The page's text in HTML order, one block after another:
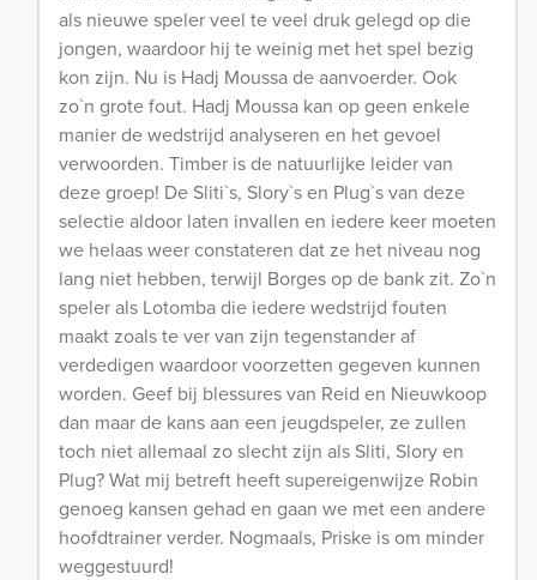
als nieuwe speler veel te veel druk gelegd op die
jongen, waardoor hij te weinig met het spel bezig
kon zijn. Nu is Hadj Moussa de aanvoerder. Ook
zo`n grote fout. Hadj Moussa kan op geen enkele
manier de wedstrijd analyseren en het gevoel
verwoorden. Timber is de natuurlijke leider van
deze groep! De Sliti`s, Slory`s en Plug`s van deze
selectie aldoor laten invallen en iedere keer moeten
we helaas weer constateren dat ze het niveau nog
lang niet hebben, terwijl Borges op de bank zit. Zo`n
speler als Lotomba die iedere wedstrijd fouten
maakt zoals te ver van zijn tegenstander af
verdedigen waardoor voorzetten gegeven kunnen
worden. Geef bij blessures van Reid en Nieuwkoop
dan maar de kans aan een jeugdspeler, ze zullen
toch niet allemaal zo slecht zijn als Sliti, Slory en
Plug? Wat mij betreft heeft supereigenwijze Robin
genoeg kansen gehad en gaan we met een andere
hoofdtrainer verder. Nogmaals, Priske is om minder
weggestuurd!